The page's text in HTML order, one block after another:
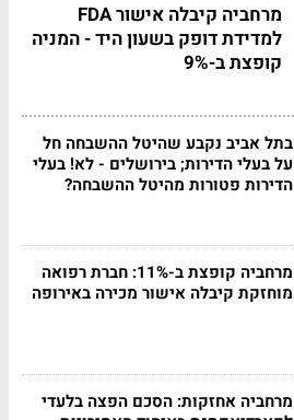
מרחביה קיבלה אישור FDA
למדידת דופק בשעון היד - המניה
קופצת ב-9%
בתל אביב נקבע שהיטל ההשבחה חל
על בעלי הדירות; בירושלים - לא! בעלי
הדירות פטורות מהיטל ההשבחה?
מרחביה קופצת ב-11%: חברת רפואה
מוחזקת קיבלה אישור מכירה באירופה
מרחביה אחזקות: הסכם הפצה בלעדי